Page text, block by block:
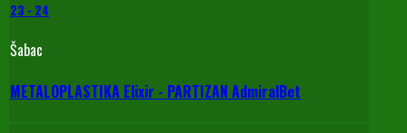
23 - 24
Šabac
METALOPLASTIKA Elixir - PARTIZAN AdmiralBet